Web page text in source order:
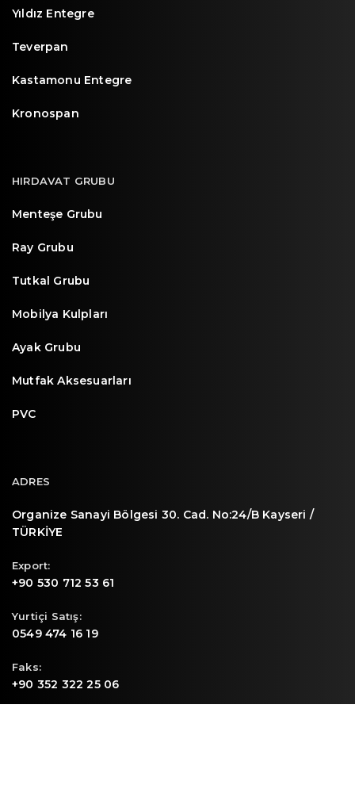
Yıldız Entegre
Teverpan
Kastamonu Entegre
Kronospan
HIRDAVAT GRUBU
Menteşe Grubu
Ray Grubu
Tutkal Grubu
Mobilya Kulpları
Ayak Grubu
Mutfak Aksesuarları
PVC
ADRES
Organize Sanayi Bölgesi 30. Cad. No:24/B Kayseri /
TÜRKİYE
Export:
+90 530 712 53 61
Yurtiçi Satış:
0549 474 16 19
Faks:
+90 352 322 25 06